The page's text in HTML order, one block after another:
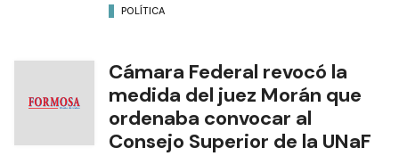
POLÍTICA
Cámara Federal revocó la
medida del juez Morán que
ordenaba convocar al
Consejo Superior de la UNaF